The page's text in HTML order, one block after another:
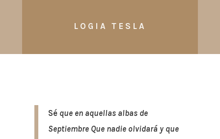
LOGIA TESLA
Séque en aquellas albas de
Septiembre Que nadie olvidará y que